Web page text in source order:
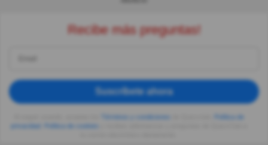
Recibe más preguntas!
Suscríbete ahora
privacidad